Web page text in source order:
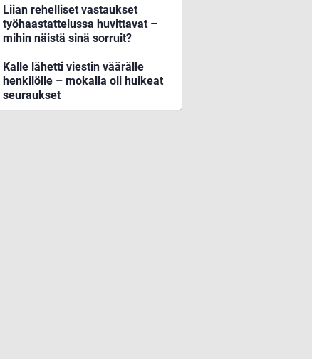
Liian rehelliset vastaukset
työhaastattelussa huvittavat –
mihin näistä sinä sorruit?
Kalle lähetti viestin väärälle
henkilölle – mokalla oli huikeat
seuraukset